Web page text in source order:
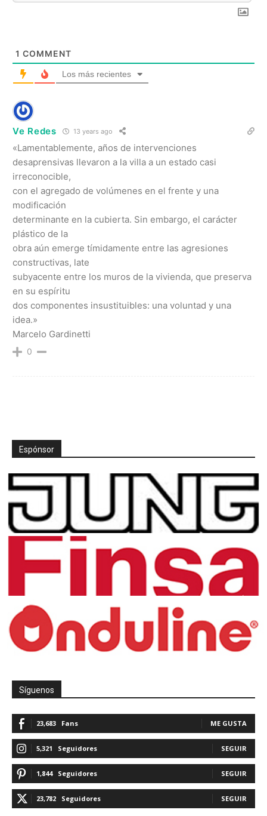
1 COMMENT
Los más recientes
Ve Redes 13 years ago
«Lamentablemente, años de intervenciones
desaprensivas llevaron a la villa a un estado casi
irreconocible,
con el agregado de volúmenes en el frente y una
modificación
determinante en la cubierta. Sin embargo, el carácter
plástico de la
obra aún emerge tímidamente entre las agresiones
constructivas, late
subyacente entre los muros de la vivienda, que preserva
en su espíritu
dos componentes insustituibles: una voluntad y una
idea.»
Marcelo Gardinetti
0
Espónsor
Síguenos
23,683 Fans ME GUSTA
5,321 Seguidores SEGUIR
1,844 Seguidores SEGUIR
23,782 Seguidores SEGUIR